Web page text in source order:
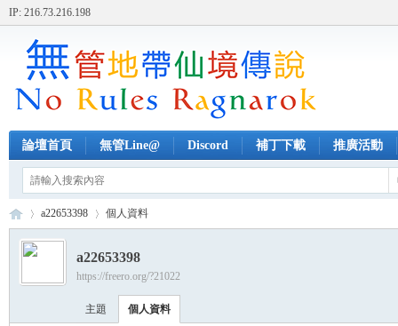
IP: 216.73.216.198
論壇首頁 無管Line@ Discord 補丁下載 推廣活動
›
a22653398 個人資料
a22653398
https://freero.org/?21022
主題 個人資料